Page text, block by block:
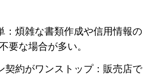
：煩雑な書類作成や信用情報の
要な場合が多い。
契約がワンストップ：販売店で